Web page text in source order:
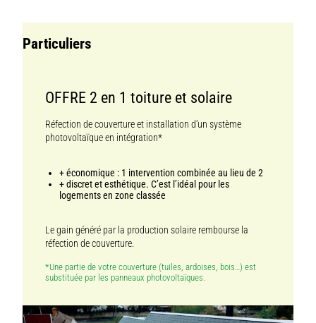
Particuliers
OFFRE 2 en 1 toiture et solaire
Réfection de couverture et installation d’un système
photovoltaïque en intégration*
+ économique : 1 intervention combinée au lieu de 2
+ discret et esthétique. C’est l’idéal pour les
logements en zone classée
Le gain généré par la production solaire rembourse la
réfection de couverture.
*Une partie de votre couverture (tuiles, ardoises, bois…) est
substituée par les panneaux photovoltaïques.